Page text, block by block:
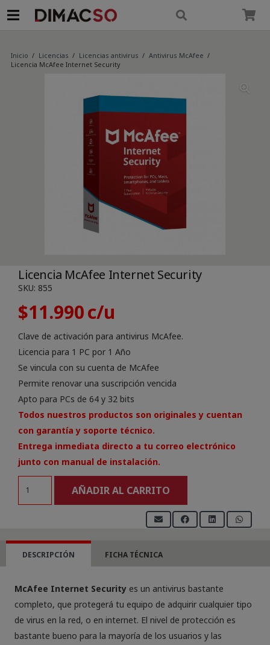
Inicio / Licencias / Licencias antivirus / Antivirus McAfee /
Licencia McAfee Internet Security
Licencia McAfee Internet Security
SKU: 855
$11.990
Clave de activación para antivirus McAfee.
Licencia para 1 PC por 1 Año
Se vincula con su cuenta de McAfee
Permite renovar una suscripción vencida
Apto para PCs de 64 y 32 bits
Todos nuestros productos son originales y cuentan
con garantía y soporte técnico.
Entrega inmediata directo a tu correo electrónico
junto con manual de instalación.
cantidad
AÑADIR AL CARRITO
DESCRIPCIÓN FICHA TÉCNICA
McAfee Internet Security es un antivirus bastante
completo, que protegerá tu equipo de adquirir cualquier tipo
de virus en la red, o en internet. El nivel de protección es
bastante bueno para la mayoría de los usuarios y las
modal-check